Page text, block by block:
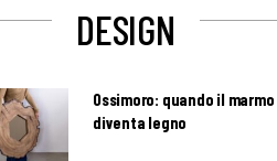
DESIGN
Ossimoro: quando il marmo
diventa legno